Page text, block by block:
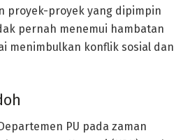
proyek-proyek yang dipimpin
pernah menemui hambatan
menimbulkan konflik sosial dan
PU pada zaman